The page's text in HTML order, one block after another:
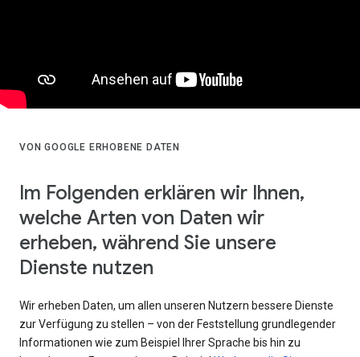
VON GOOGLE ERHOBENE DATEN
Im Folgenden erklären wir Ihnen,
welche Arten von Daten wir
erheben, während Sie unsere
Dienste nutzen
Wir erheben Daten, um allen unseren Nutzern bessere Dienste
zur Verfügung zu stellen – von der Feststellung grundlegender
Informationen wie zum Beispiel Ihrer Sprache bis hin zu